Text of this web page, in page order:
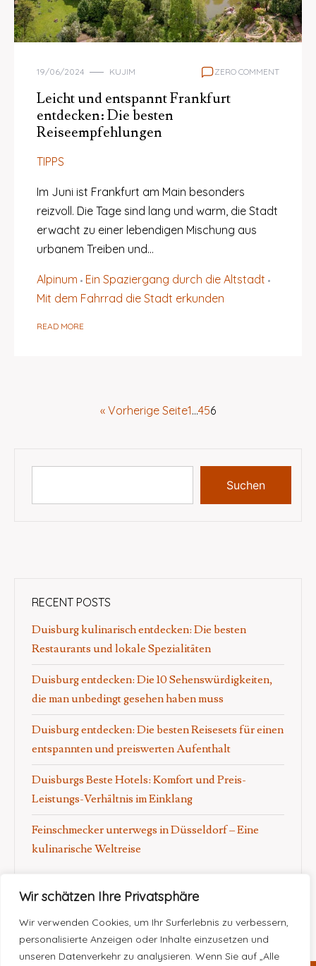
Wir schätzen Ihre Privatsphäre
Wir verwenden Cookies, um Ihr Surferlebnis zu verbessern,
personalisierte Anzeigen oder Inhalte einzusetzen und
unseren Datenverkehr zu analysieren. Wenn Sie auf „Alle
19/06/2024 KUJIM ZERO COMMENT
Leicht und entspannt Frankfurt
entdecken: Die besten
Reiseempfehlungen
TIPPS
Im Juni ist Frankfurt am Main besonders
reizvoll. Die Tage sind lang und warm, die Stadt
erwacht zu einer lebendigen Mischung aus
urbanem Treiben und…
Alpinum
Ein Spaziergang durch die Altstadt
Mit dem Fahrrad die Stadt erkunden
READ MORE
« Vorherige Seite1…456
Suchen
RECENT POSTS
Duisburg kulinarisch entdecken: Die besten
Restaurants und lokale Spezialitäten
Duisburg entdecken: Die 10 Sehenswürdigkeiten,
die man unbedingt gesehen haben muss
Duisburg entdecken: Die besten Reisesets für einen
entspannten und preiswerten Aufenthalt
Duisburgs Beste Hotels: Komfort und Preis-
Leistungs-Verhältnis im Einklang
Feinschmecker unterwegs in Düsseldorf – Eine
kulinarische Weltreise